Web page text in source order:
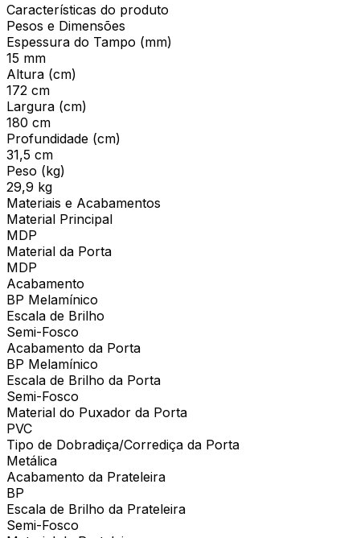
Características do produto
Pesos e Dimensões
Espessura do Tampo (mm)
15 mm
Altura (cm)
172 cm
Largura (cm)
180 cm
Profundidade (cm)
31,5 cm
Peso (kg)
29,9 kg
Materiais e Acabamentos
Material Principal
MDP
Material da Porta
MDP
Acabamento
BP Melamínico
Escala de Brilho
Semi-Fosco
Acabamento da Porta
BP Melamínico
Escala de Brilho da Porta
Semi-Fosco
Material do Puxador da Porta
PVC
Tipo de Dobradiça/Corrediça da Porta
Metálica
Acabamento da Prateleira
BP
Escala de Brilho da Prateleira
Semi-Fosco